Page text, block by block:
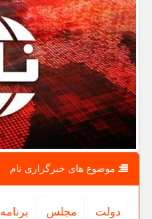
موضوع های خبرگزاری نام
دولت مجلس برنامه